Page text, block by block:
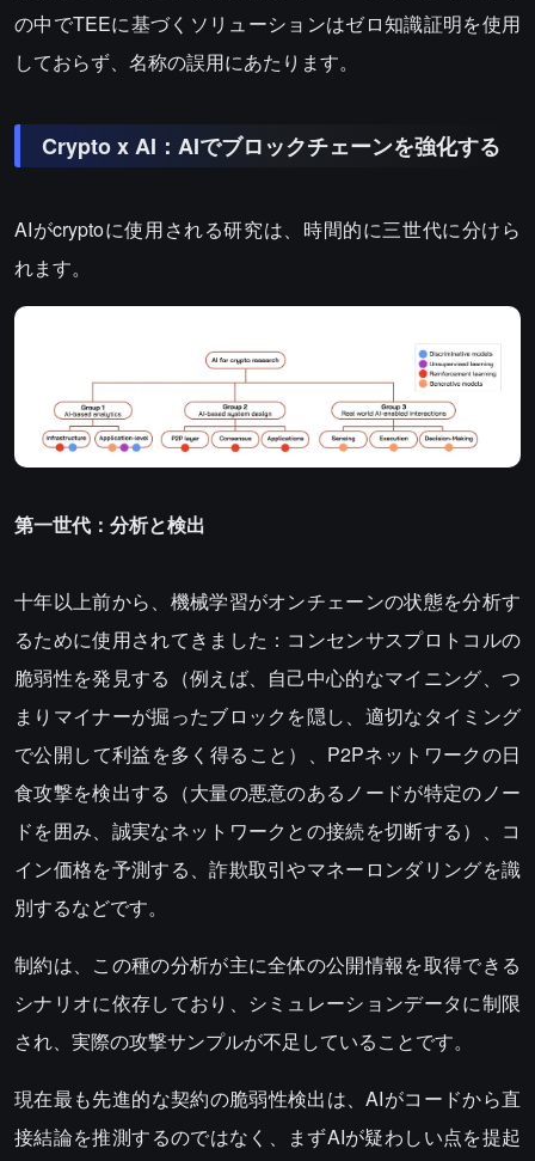
の中でTEEに基づくソリューションはゼロ知識証明を使用
しておらず、名称の誤用にあたります。
Crypto x AI：AIでブロックチェーンを強化する
AIがcryptoに使用される研究は、時間的に三世代に分けら
れます。
第一世代：分析と検出
十年以上前から、機械学習がオンチェーンの状態を分析す
るために使用されてきました：コンセンサスプロトコルの
脆弱性を発見する（例えば、自己中心的なマイニング、つ
まりマイナーが掘ったブロックを隠し、適切なタイミング
で公開して利益を多く得ること）、P2Pネットワークの日
食攻撃を検出する（大量の悪意のあるノードが特定のノー
ドを囲み、誠実なネットワークとの接続を切断する）、コ
イン価格を予測する、詐欺取引やマネーロンダリングを識
別するなどです。
制約は、この種の分析が主に全体の公開情報を取得できる
シナリオに依存しており、シミュレーションデータに制限
され、実際の攻撃サンプルが不足していることです。
現在最も先進的な契約の脆弱性検出は、AIがコードから直
接結論を推測するのではなく、まずAIが疑わしい点を提起